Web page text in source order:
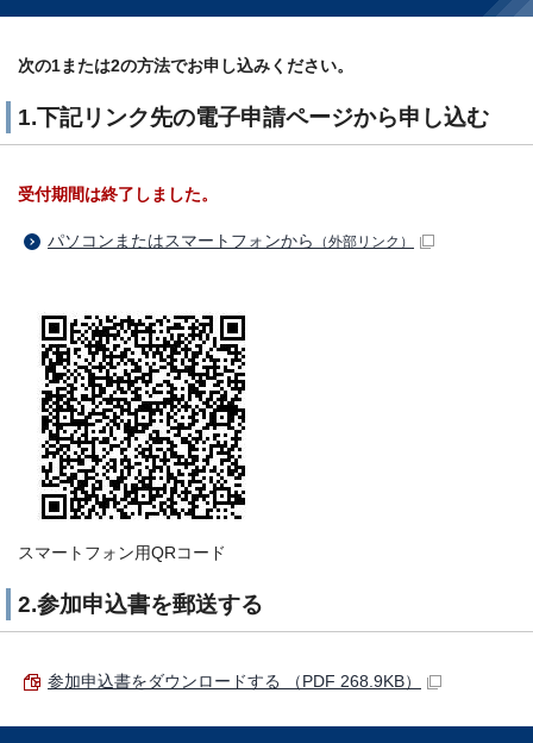
次の1または2の方法でお申し込みください。
1.下記リンク先の電子申請ページから申し込む
受付期間は終了しました。
パソコンまたはスマートフォンから （外部リンク）
スマートフォン用QRコード
2.参加申込書を郵送する
参加申込書をダウンロードする （PDF 268.9KB）